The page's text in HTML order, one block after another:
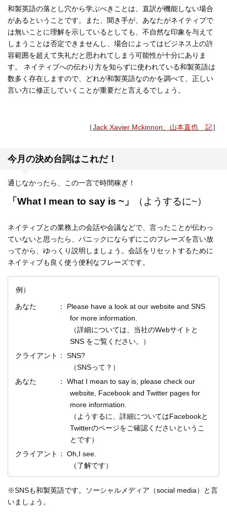
和製英語の落とし穴から学ぶべきことは、直訳が機能しない場合
があるということです。また、聞き手が、あなたがネイティブで
は無いことに理解を示しているとしても、不自然な印象を与えて
しまうことは否定できませんし、場合によってはビジネス上の許
容範囲を超えて失礼だと思われてしまう可能性が十分にありま
す。 ネイティブへの伝わり方を知らずに使われている和製英語は
数多く存在しますので、どれが和製英語なのかを調べて、正しい
言い方に修正していくことが重要だと言えるでしょう。
［Jack Xavier Mckinnon、山本直也 記］
今月の決め台詞はこれだ！
通じなかったら、この一言で時間稼ぎ！
「What I mean to say is ~」 （ようするに~）
ネイティブとの業務上の会話や会議などで、言ったことが伝わっ
ていないと思ったら、パニックにならずにこのフレーズを言い放
ってから、ゆっくり説明しましょう。会話をリセットするために
ネイティブも良く使う便利なフレーズです。
例）
あなた ： Please have a look at our website and SNS
for more information.
（詳細については、当社のWebサイトと
SNS をご覧ください。）
クライアント： SNS?
（SNSって？）
あなた ： What I mean to say is, please check our
website, Facebook and Twitter pages for
more information.
（ようするに、詳細についてはFacebookと
Twitterのページをご確認くださいというこ
とです）
クライアント： Oh,I see.
（了解です）
※SNSも和製英語です。ソーシャルメディア（social media）と言
いましょう。